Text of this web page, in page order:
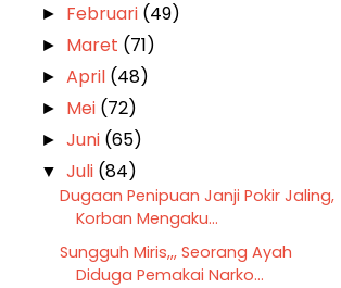
► Februari (49)
► Maret (71)
► April (48)
► Mei (72)
► Juni (65)
▼ Juli (84)
Dugaan Penipuan Janji Pokir Jaling,
Korban Mengaku...
Sungguh Miris,,, Seorang Ayah
Diduga Pemakai Narko...